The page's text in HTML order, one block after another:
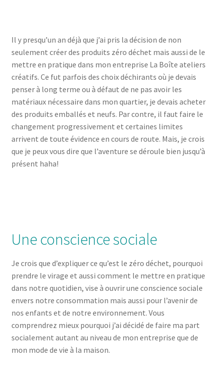
Il y presqu’un an déjà que j’ai pris la décision de non
seulement créer des produits zéro déchet mais aussi de le
mettre en pratique dans mon entreprise La Boîte ateliers
créatifs. Ce fut parfois des choix déchirants où je devais
penser à long terme ou à défaut de ne pas avoir les
matériaux nécessaire dans mon quartier, je devais acheter
des produits emballés et neufs. Par contre, il faut faire le
changement progressivement et certaines limites
arrivent de toute évidence en cours de route. Mais, je crois
que je peux vous dire que l’aventure se déroule bien jusqu’à
présent haha!
Une conscience sociale
Je crois que d’expliquer ce qu’est le zéro déchet, pourquoi
prendre le virage et aussi comment le mettre en pratique
dans notre quotidien, vise à ouvrir une conscience sociale
envers notre consommation mais aussi pour l’avenir de
nos enfants et de notre environnement. Vous
comprendrez mieux pourquoi j’ai décidé de faire ma part
socialement autant au niveau de mon entreprise que de
mon mode de vie à la maison.